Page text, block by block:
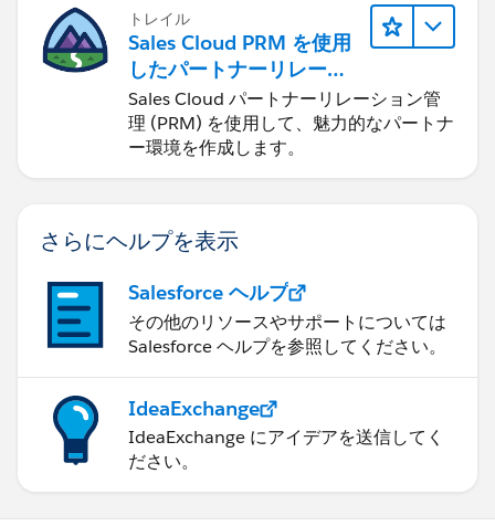
トレイル
Sales Cloud PRM を使用
したパートナーリレーシ
ョンの管理
Sales Cloud パートナーリレーション管
理 (PRM) を使用して、魅力的なパートナ
ー環境を作成します。
さらにヘルプを表示
Salesforce ヘルプ
その他のリソースやサポートについては
Salesforce ヘルプを参照してください。
IdeaExchange
IdeaExchange にアイデアを送信してく
ださい。